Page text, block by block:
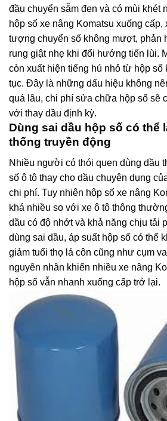
đầu chuyển sẫm đen và có mùi khét
hộp số xe nâng Komatsu xuống
tượng chuyển số không mượt, phản
rung giật nhẹ khi đổi hướng tiến lùi.
còn xuất hiện tiếng hú nhỏ từ hộp số
tục. Đây là những dấu hiệu không
quá lâu, chi phí sửa chữa hộp số sẽ
với thay dầu định kỳ.
Dùng sai dầu hộp số có thể
thống truyền động
Nhiều người có thói quen dùng dầu
số ô tô thay cho dầu chuyên dụng
chi phí. Tuy nhiên hộp số xe nâng
khá nhiều so với xe ô tô thông
dầu có độ nhớt và khả năng chịu tải
dùng sai dầu, áp suất hộp số có thể
giảm tuổi thọ lá côn cũng như cụm
nguyên nhân khiến nhiều xe nâng
hộp số vẫn nhanh xuống cấp trở lại.